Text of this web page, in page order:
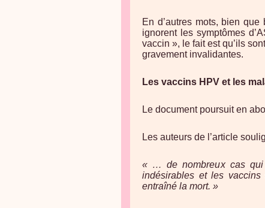
En d’autres mots, bien
ignorent les symptômes
vaccin », le fait est qu’ils
gravement invalidantes.
Les vaccins HPV et les
Le document poursuit en
Les auteurs de l’article
« … de nombreux cas qui
indésirables et les
entraîné la mort. »